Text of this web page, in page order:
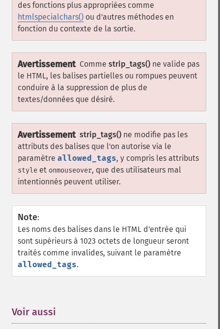
des fonctions plus appropriées comme
htmlspecialchars() ou d'autres méthodes en
fonction du contexte de la sortie.
Avertissement Comme strip_tags() ne valide pas
le HTML, les balises partielles ou rompues peuvent
conduire à la suppression de plus de
textes/données que désiré.
Avertissement strip_tags() ne modifie pas les
attributs des balises que l'on autorise via le
paramètre allowed_tags, y compris les attributs
style et onmouseover, que des utilisateurs mal
intentionnés peuvent utiliser.
Note:
Les noms des balises dans le HTML d'entrée qui
sont supérieurs à 1023 octets de longueur seront
traités comme invalides, suivant le paramètre
allowed_tags.
Voir aussi